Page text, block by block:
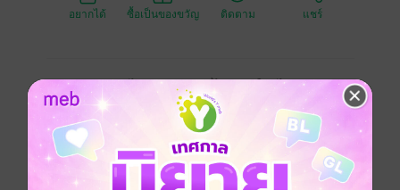
อยากได้ ซื้อเป็นของขวัญ ติดตาม แชร์
ข้าจะรอเจ้านะ ไม่ว่าเจ้าจะอยู่ที่ไหน ขอให้รู้ไว้ว่าสักวัน
หนึ่งเราจะกลับมาเจอกัน...
แฟนตาซี เวทมนตร์คาถา ปีศาจ ความรัก